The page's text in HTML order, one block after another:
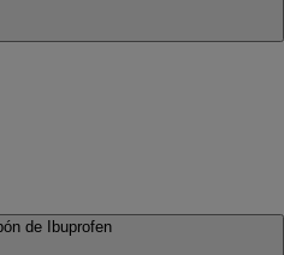
Obtener cupón de Ibuprofen